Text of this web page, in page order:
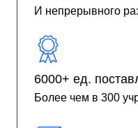
И непрерывного
6000+ ед.
Более чем в 300